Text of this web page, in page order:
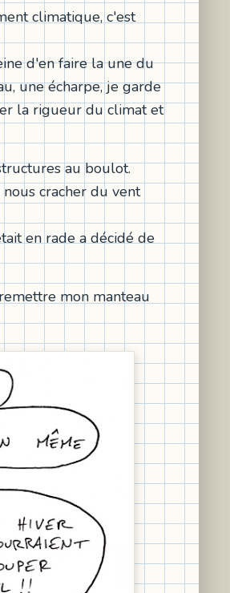
climatique, c'est
d'en faire la une du
une écharpe, je garde
la rigueur du climat et
au boulot.
cracher du vent
en rade a décidé de
mon manteau